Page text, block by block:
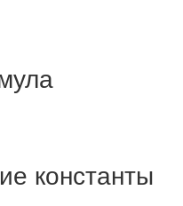
константы